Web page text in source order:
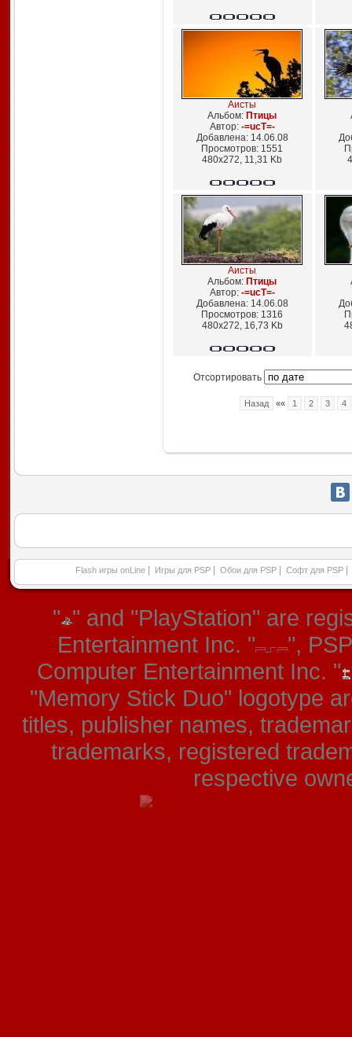
Аисты
Альбом: Птицы
Автор: -=ucT=-
Добавлена: 14.06.08
Просмотров: 1551
480x272, 11,31 Kb
Аисты
Альбом: Птицы
Автор: -=ucT=-
Добавлена: 14.06.08
Просмотров: 1316
480x272, 16,73 Kb
Отсортировать
Назад «« 1 2 3 4
Flash игры onLine Игры для PSP Обои для PSP Софт для PSP
" " and "PlayStation" are
Entertainment Inc. "
",
Computer Entertainment Inc. "
"Memory Stick Duo" logotype
titles, publisher names,
trademarks, registered
respective